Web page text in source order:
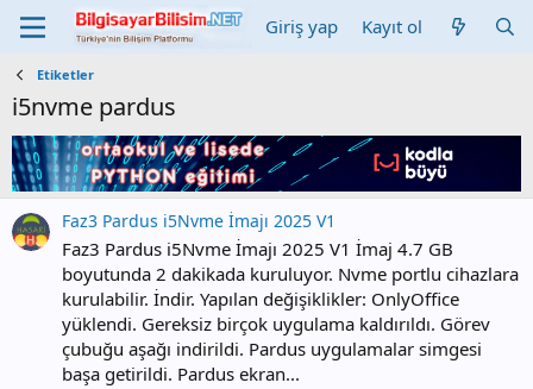
Giriş yap Kayıt ol
Etiketler
i5nvme pardus
Faz3 Pardus i5Nvme İmajı 2025 V1
Faz3 Pardus i5Nvme İmajı 2025 V1 İmaj 4.7 GB
boyutunda 2 dakikada kuruluyor. Nvme portlu cihazlara
kurulabilir. İndir. Yapılan değişiklikler: OnlyOffice
yüklendi. Gereksiz birçok uygulama kaldırıldı. Görev
çubuğu aşağı indirildi. Pardus uygulamalar simgesi
başa getirildi. Pardus ekran...